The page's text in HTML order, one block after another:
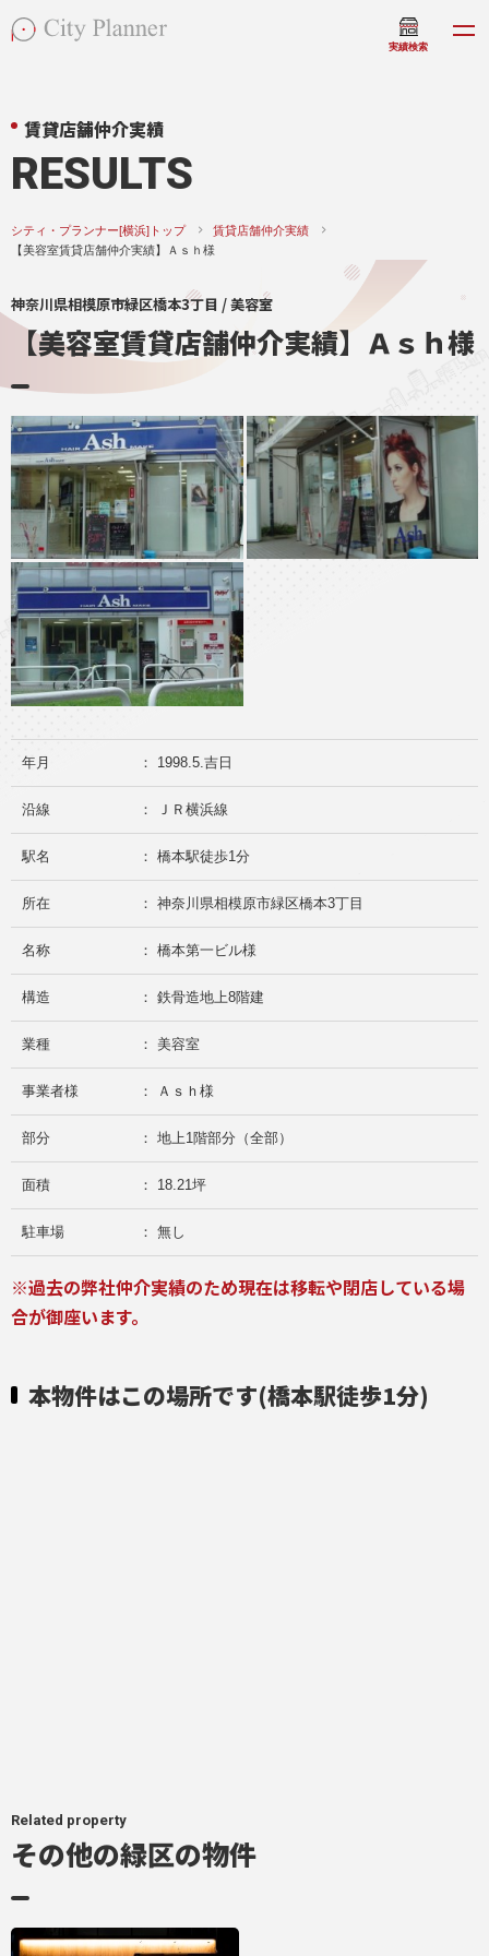
実績検索
賃貸店舗仲介実績
RESULTS
シティ・プランナー[横浜]トップ
賃貸店舗仲介実績
【美容室賃貸店舗仲介実績】Ａｓｈ様
神奈川県相模原市緑区橋本3丁目 / 美容室
【美容室賃貸店舗仲介実績】Ａｓｈ様
年月 ： 1998.5.吉日
沿線 ： ＪＲ横浜線
駅名 ： 橋本駅徒歩1分
所在 ： 神奈川県相模原市緑区橋本3丁目
名称 ： 橋本第一ビル様
構造 ： 鉄骨造地上8階建
業種 ： 美容室
事業者様 ： Ａｓｈ様
部分 ： 地上1階部分（全部）
面積 ： 18.21坪
駐車場 ： 無し
※過去の弊社仲介実績のため現在は移転や閉店している場
合が御座います。
本物件はこの場所です(橋本駅徒歩1分)
Related property
その他の緑区の物件